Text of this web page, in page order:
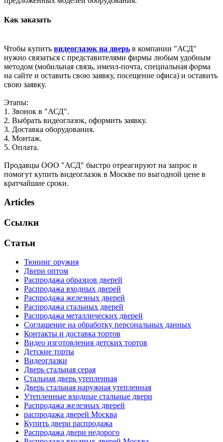
Как заказать
Чтобы купить видеоглазок на дверь в компании "АСД"
нужно связаться с представителями фирмы любым удобным
методом (мобильная связь, имеил-почта, специальная форма
на сайте и оставить свою заявку, посещение офиса) и оставить
свою заявку.
Этапы:
1. Звонок в "АСД".
2. Выбрать видеоглазок, оформить заявку.
3. Доставка оборудования.
4. Монтаж.
5. Оплата.
Продавцы ООО "АСД" быстро отреагируют на запрос и
помогут купить видеоглазок в Москве по выгодной цене в
кратчайшие сроки.
Articles
Ссылки
Статьи
Тюнинг оружия
Двери оптом
Распродажа образцов дверей
Распродажа входных дверей
Распродажа железных дверей
Распродажа стальных дверей
Распродажа металлических дверей
Соглашение на обработку персональных данных
Контакты и доставка тортов
Видео изготовления детских тортов
Детские торты
Видеоглазки
Дверь стальная серая
Стальная дверь утепленная
Дверь стальная наружная утепленная
Утепленные входные стальные двери
Распродажа железных дверей
распродажа дверей Москва
Купить двери распродажа
Распродажа двери недорого